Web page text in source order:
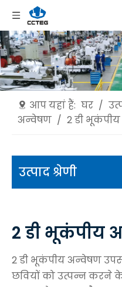
आप यहां हैं: घर /
अन्वेषण / 2 डी
उत्पाद श्रेणी
2 डी भूकंपीय
2 डी भूकंपीय अन्वेषण
छवियों को उत्पन्न करने